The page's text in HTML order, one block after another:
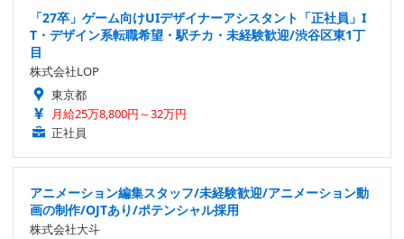
「27卒」ゲーム向けUIデザイナーアシスタント「正社員」I
T・デザイン系転職希望・駅チカ・未経験歓迎/渋谷区東1丁
目
株式会社LOP
東京都
月給25万8,800円～32万円
正社員
アニメーション編集スタッフ/未経験歓迎/アニメーション動
画の制作/OJTあり/ポテンシャル採用
株式会社大斗